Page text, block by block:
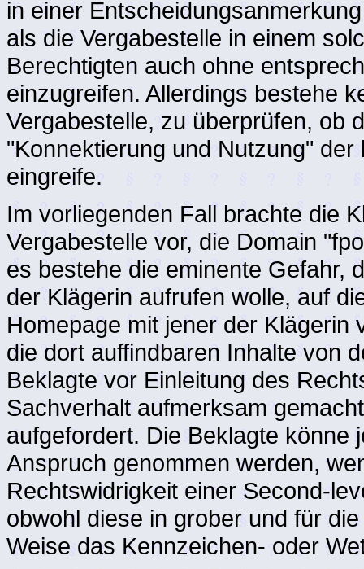
in einer
als die Vergabestelle in einem
Berechtigten auch ohne
einzugreifen. Allerdings bestehe
Vergabestelle, zu überprüfen, ob
"Konnektierung und Nutzung"
eingreife.
Im vorliegenden Fall brachte die
Vergabestelle vor, die Domain
es bestehe die eminente Gefahr,
der Klägerin aufrufen wolle, auf
Homepage mit jener der
die dort auffindbaren Inhalte von
Beklagte vor Einleitung des
Sachverhalt aufmerksam
aufgefordert. Die Beklagte könne
Anspruch genommen werden,
Rechtswidrigkeit einer Second-
obwohl diese in grober und für
Weise das Kennzeichen- oder